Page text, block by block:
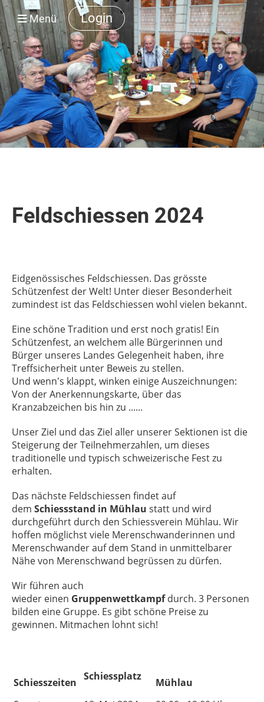
Login
Menü
Feldschiessen 2024
Eidgenössisches Feldschiessen. Das grösste
Schützenfest der Welt! Unter dieser Besonderheit
zumindest ist das Feldschiessen wohl vielen bekannt.
Eine schöne Tradition und erst noch gratis! Ein
Schützenfest, an welchem alle Bürgerinnen und
Bürger unseres Landes Gelegenheit haben, ihre
Treffsicherheit unter Beweis zu stellen.
Und wenn's klappt, winken einige Auszeichnungen:
Von der Anerkennungskarte, über das
Kranzabzeichen bis hin zu ......
Unser Ziel und das Ziel aller unserer Sektionen ist die
Steigerung der Teilnehmerzahlen, um dieses
traditionelle und typisch schweizerische Fest zu
erhalten.
Das nächste Feldschiessen findet auf
dem Schiessstand in Mühlau statt und wird
durchgeführt durch den Schiessverein Mühlau. Wir
hoffen möglichst viele Merenschwanderinnen und
Merenschwander auf dem Stand in unmittelbarer
Nähe von Merenschwand begrüssen zu dürfen.
Wir führen auch
wieder einen Gruppenwettkampfdurch. 3 Personen
bilden eine Gruppe. Es gibt schöne Preise zu
gewinnen. Mitmachen lohnt sich!
Schiesszeiten Schiessplatz
Mühlau